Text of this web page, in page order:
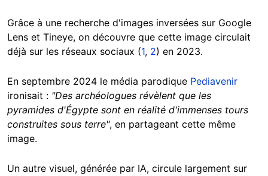
Grâce à une recherche d'images inversées sur Google
Lens et Tineye, on découvre que cette image circulait
déjà sur les réseaux sociaux (1, 2) en 2023.
En septembre 2024 le média parodique Pediavenir
ironisait : "Des archéologues révèlent que les
pyramides d'Égypte sont en réalité d'immenses tours
construites sous terre", en partageant cette même
image.
Un autre visuel, générée par IA, circule largement sur